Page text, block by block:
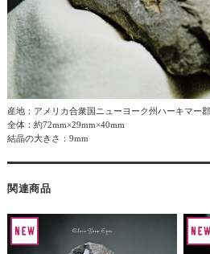
産地：アメリカ合衆国ニューヨーク州ハーキマー郡
全体：約72mm×29mm×40mm
結晶の大きさ：9mm
関連商品